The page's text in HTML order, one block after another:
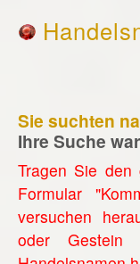
Sie suchten
Ihre Suche
Tragen Sie den
Formular
versuchen
oder